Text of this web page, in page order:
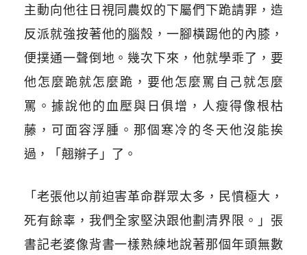
主動向他往日視同農奴的下屬們下跪請罪，造
反派就強按著他的腦殼，一腳橫踢他的內膝，
便撲通一聲倒地。幾次下來，他就學乖了，要
他怎麼跪就怎麼跪，要他怎麼罵自己就怎麼
罵。據說他的血壓與日俱增，人瘦得像根枯
藤，可面容浮腫。那個寒冷的冬天他沒能挨
過，「翹辮子」了。
「老張他以前迫害革命群眾太多，民憤極大，
死有餘辜，我們全家堅決跟他劃清界限。」張
書記老婆像背書一樣熟練地說著那個年頭無數